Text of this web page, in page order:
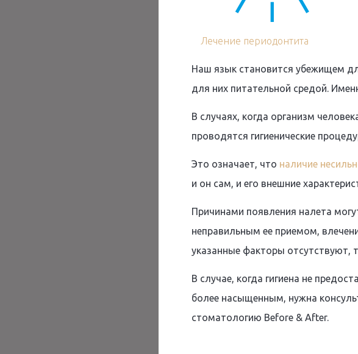
Лечение периодонтита
Наш язык становится убежищем
для них питательной средой.
В случаях, когда организм
проводятся гигиенические
Это означает, что наличие
и он сам, и его внешние
Причинами появления налета
неправильным ее приемом,
указанные факторы отсутствуют,
В случае, когда гигиена не
более насыщенным, нужна
стоматологию Before & After.